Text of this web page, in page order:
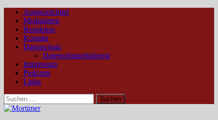
Ausgezeichnet
Mediadaten
Redaktion
Kontakt
Datenschutz
Datenschutzerklärung
Impressum
Podcasts
Links
Suchen
nach: